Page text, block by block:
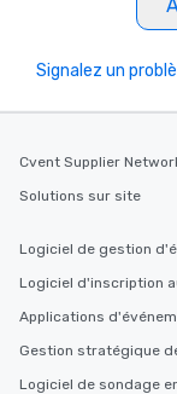
Signalez un
Cvent Supplier
Solutions sur site
Logiciel de gestion
Logiciel d'inscription
Applications
Gestion stratégique
Logiciel de sondage